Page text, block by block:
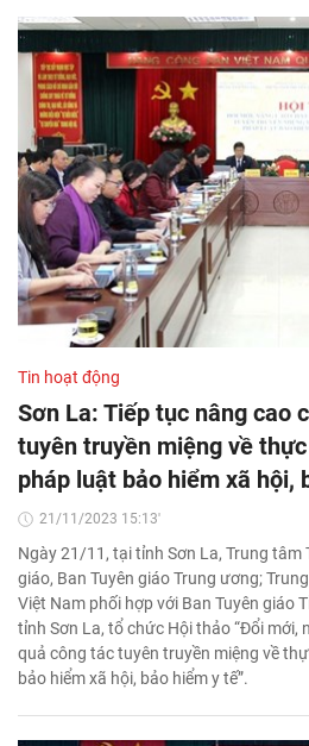
Tin hoạt động
Sơn La: Tiếp tục nâng cao
tuyên truyền miệng về
pháp luật bảo hiểm xã hội,
21/11/2023 15:13'
Ngày 21/11, tại tỉnh Sơn La, Trung
giáo, Ban Tuyên giáo Trung ương;
Việt Nam phối hợp với Ban Tuyên giáo
tỉnh Sơn La, tổ chức Hội thảo “Đổi mới,
quả công tác tuyên truyền miệng về
bảo hiểm xã hội, bảo hiểm y tế”.